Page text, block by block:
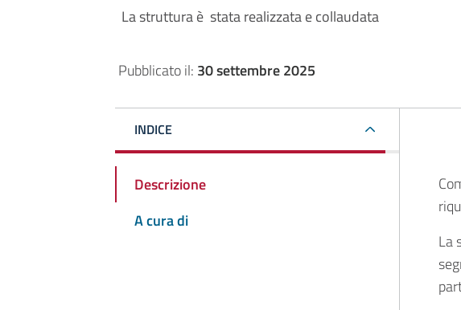
La struttura è stata realizzata e collaudata
Pubblicato il: 30 settembre 2025
INDICE
Descrizione
A cura di
La